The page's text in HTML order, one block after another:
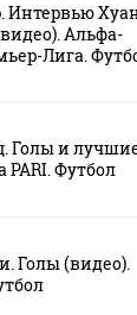
Интервью
Альфа-
Лига.
Голы и
Футбол
Голы (видео).